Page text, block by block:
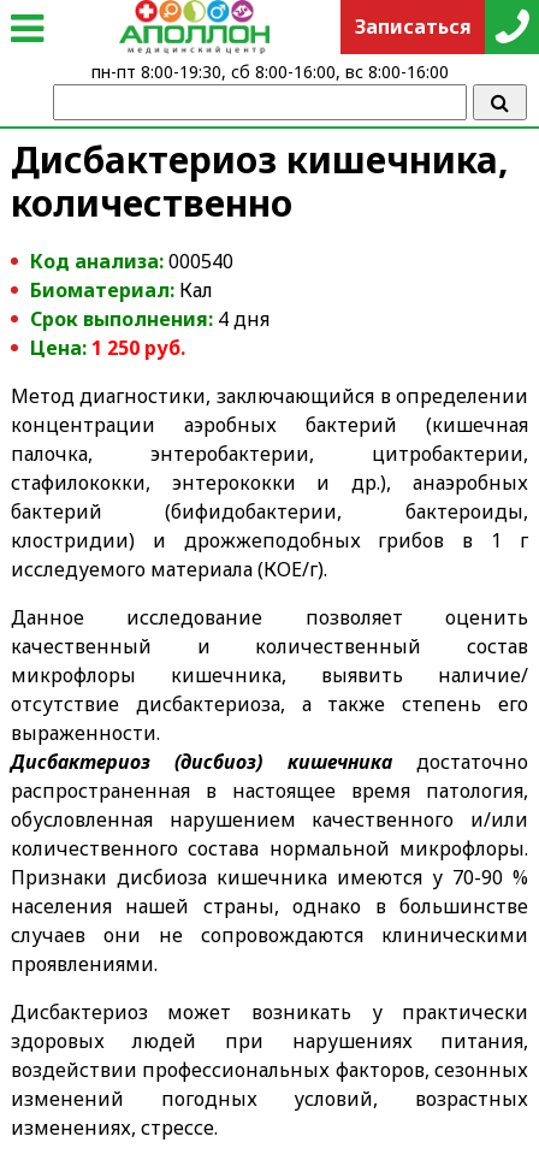
Дисбактериоз кишечника,
количественно
Код анализа:000540
Биоматериал: Кал
Срок выполнения: 4 дня
Цена: 1 250руб.
Метод диагностики, заключающийся в определении
концентрации аэробных бактерий (кишечная
палочка, энтеробактерии, цитробактерии,
стафилококки, энтерококки и др.), анаэробных
бактерий (бифидобактерии, бактероиды,
клостридии) и дрожжеподобных грибов в 1 г
исследуемого материала (КОЕ/г).
Данное исследование позволяет оценить
качественный и количественный состав
микрофлоры кишечника, выявить наличие/
отсутствие дисбактериоза, а также степень его
выраженности.
Дисбактериоз (дисбиоз) кишечникадостаточно
распространенная в настоящее время патология,
обусловленная нарушением качественного и/или
количественного состава нормальной микрофлоры.
Признаки дисбиоза кишечника имеются у 70-90 %
населения нашей страны, однако в большинстве
случаев они не сопровождаются клиническими
проявлениями.
Дисбактериоз может возникать у практически
здоровых людей при нарушениях питания,
воздействии профессиональных факторов, сезонных
изменений погодных условий, возрастных
изменениях, стрессе.
Записаться
пн-пт 8:00-19:30, сб 8:00-16:00, вс 8:00-16:00